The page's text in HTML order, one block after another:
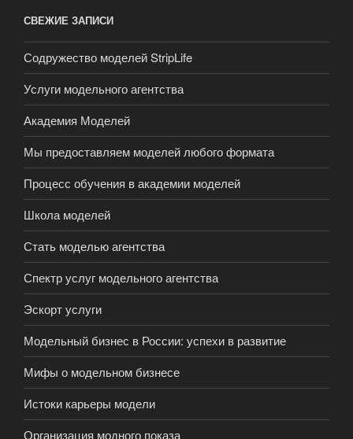
СВЕЖИЕ ЗАПИСИ
Содружество моделей StripLife
Услуги модельного агентства
Академия Моделей
Мы предоставляем моделей любого формата
Процесс обучения в академии моделей
Школа моделей
Стать моделью агентства
Спектр услуг модельного агентства
Эскорт услуги
Модельный бизнес в России: успехи в развитие
Мифы о модельном бизнесе
Истоки карьеры модели
Организация модного показа